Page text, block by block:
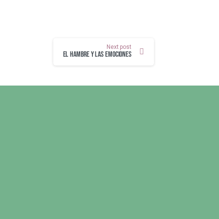
Next post
El hambre y las emociones